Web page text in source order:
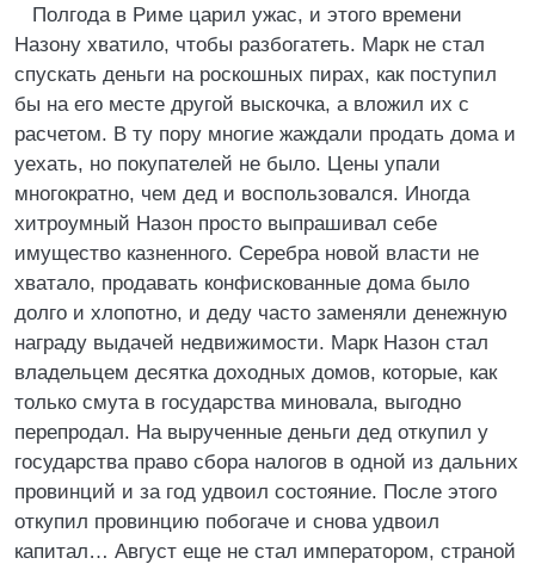
Полгода в Риме царил ужас, и этого времени
Назону хватило, чтобы разбогатеть. Марк не стал
спускать деньги на роскошных пирах, как поступил
бы на его месте другой выскочка, а вложил их с
расчетом. В ту пору многие жаждали продать дома и
уехать, но покупателей не было. Цены упали
многократно, чем дед и воспользовался. Иногда
хитроумный Назон просто выпрашивал себе
имущество казненного. Серебра новой власти не
хватало, продавать конфискованные дома было
долго и хлопотно, и деду часто заменяли денежную
награду выдачей недвижимости. Марк Назон стал
владельцем десятка доходных домов, которые, как
только смута в государства миновала, выгодно
перепродал. На вырученные деньги дед откупил у
государства право сбора налогов в одной из дальних
провинций и за год удвоил состояние. После этого
откупил провинцию побогаче и снова удвоил
капитал… Август еще не стал императором, страной